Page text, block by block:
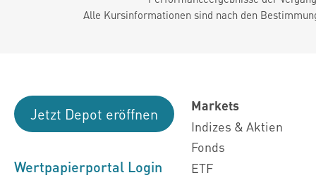
Alle Kursinformationen sind nach den
Jetzt Depot eröffnen
Wertpapierportal Login
Markets
Indizes & Aktien
Fonds
ETF